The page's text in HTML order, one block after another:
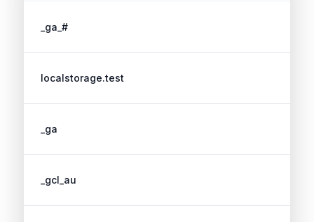
_ga_#
localstorage.test
_ga
_gcl_au